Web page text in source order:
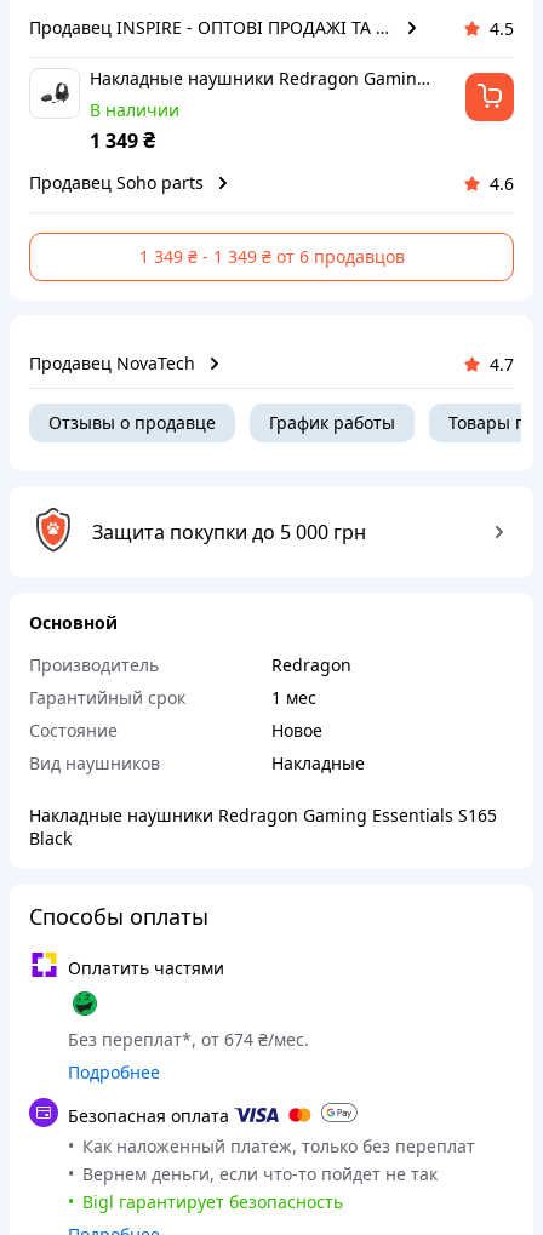
Продавец INSPIRE - ОПТОВІ ПРОДАЖІ ТА БЕЗГОТІВКА ДЛЯ БІЗНЕСУ 4.5
Накладные наушники Redragon Gaming Essentials S165 Black
В наличии
1 349₴
Продавец Soho parts 4.6
1 349 ₴ - 1 349 ₴ от 6 продавцов
Продавец NovaTech 4.7
Отзывы о продавце График работы Товары
Защита покупки до 5 000 грн
Основной
Производитель
Redragon
Гарантийный срок
1 мес
Состояние
Новое
Вид наушников
Накладные
Накладные наушники Redragon Gaming Essentials S165
Black
Способы оплаты
Оплатить частями
Без переплат*, от 674 ₴/мес.
Подробнее
Безопасная оплата
Как наложенный платеж, только без переплат
Вернем деньги, если что-то пойдет не так
Bigl гарантирует безопасность